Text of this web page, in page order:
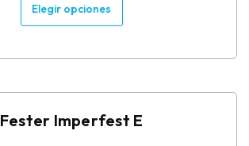
Elegir opciones
Fester Imperfest E